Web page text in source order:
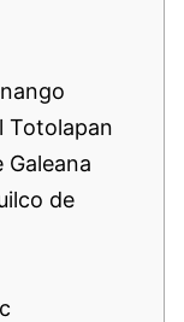
Totolapan
Galeana
de